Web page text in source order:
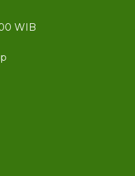
WIB